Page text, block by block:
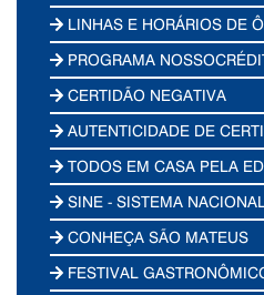
LINHAS E HORÁRIOS DE
PROGRAMA
CERTIDÃO NEGATIVA
AUTENTICIDADE DE
TODOS EM CASA PELA
SINE - SISTEMA
CONHEÇA SÃO MATEUS
FESTIVAL